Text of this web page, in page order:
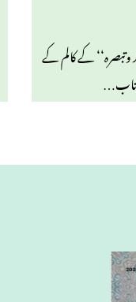
میں ’’نقد وتبصرہ‘‘ کے کالم کے